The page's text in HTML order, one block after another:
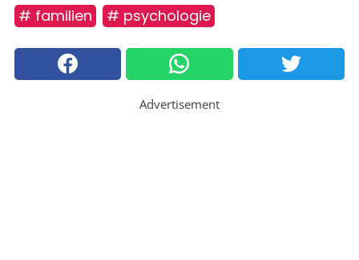
# familien # psychologie
Advertisement